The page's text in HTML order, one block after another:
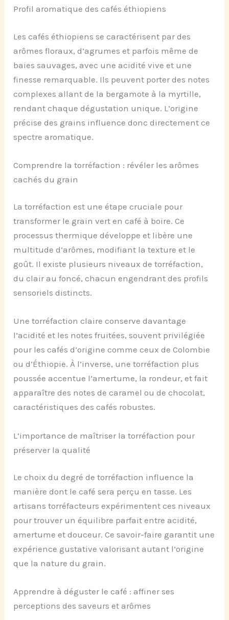
Profil aromatique des cafés éthiopiens
Les cafés éthiopiens se caractérisent par des
arômes floraux, d’agrumes et parfois même de
baies sauvages, avec une acidité vive et une
finesse remarquable. Ils peuvent porter des notes
complexes allant de la bergamote à la myrtille,
rendant chaque dégustation unique. L’origine
précise des grains influence donc directement ce
spectre aromatique.
Comprendre la torréfaction : révéler les arômes
cachés du grain
La torréfaction est une étape cruciale pour
transformer le grain vert en café à boire. Ce
processus thermique développe et libère une
multitude d’arômes, modifiant la texture et le
goût. Il existe plusieurs niveaux de torréfaction,
du clair au foncé, chacun engendrant des profils
sensoriels distincts.
Une torréfaction claire conserve davantage
l’acidité et les notes fruitées, souvent privilégiée
pour les cafés d’origine comme ceux de Colombie
ou d’Éthiopie. À l’inverse, une torréfaction plus
poussée accentue l’amertume, la rondeur, et fait
apparaître des notes de caramel ou de chocolat,
caractéristiques des cafés robustes.
L’importance de maîtriser la torréfaction pour
préserver la qualité
Le choix du degré de torréfaction influence la
manière dont le café sera perçu en tasse. Les
artisans torréfacteurs expérimentent ces niveaux
pour trouver un équilibre parfait entre acidité,
amertume et douceur. Ce savoir-faire garantit une
expérience gustative valorisant autant l’origine
que la nature du grain.
Apprendre à déguster le café : affiner ses
perceptions des saveurs et arômes